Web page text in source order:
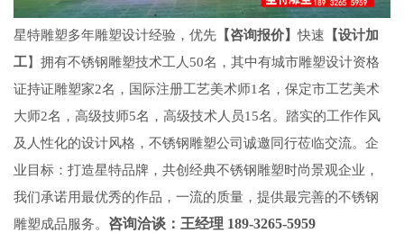
星特雕塑多年雕塑设计经验，优先 【咨询报价】快速 【设计加
工】拥有不锈钢雕塑技术工人 50名，其中有城市雕塑设计资格
证持证雕塑家2名，国际注册工艺美术师1名，保定市工艺美术
大师2名，高级技师5名，高级技术人员15名。踏实的工作作风
及人性化的设计风格，不锈钢雕塑公司诚邀同行莅临交流。企
业目标：打造星特品牌，共创经典不锈钢雕塑时尚景观企业，
我们承诺用最优秀的作品，一流的质量，提供最完善的不锈钢
雕塑成品服务。 咨询洽谈：王经理 189-3265-5959